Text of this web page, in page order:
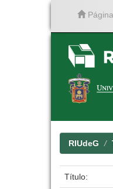
RIUdeG
Título: